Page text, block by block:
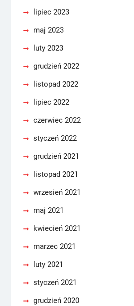
lipiec 2023
maj 2023
luty 2023
grudzień 2022
listopad 2022
lipiec 2022
czerwiec 2022
styczeń 2022
grudzień 2021
listopad 2021
wrzesień 2021
maj 2021
kwiecień 2021
marzec 2021
luty 2021
styczeń 2021
grudzień 2020